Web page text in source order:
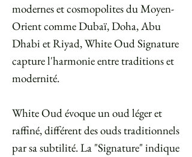
modernes et cosmopolites du Moyen-
Orient comme Dubaï, Doha, Abu
Dhabi et Riyad, White Oud Signature
capture l'harmonie entre traditions et
modernité.
White Oud évoque un oud léger et
raffiné, différent des ouds traditionnels
par sa subtilité. La "Signature" indique